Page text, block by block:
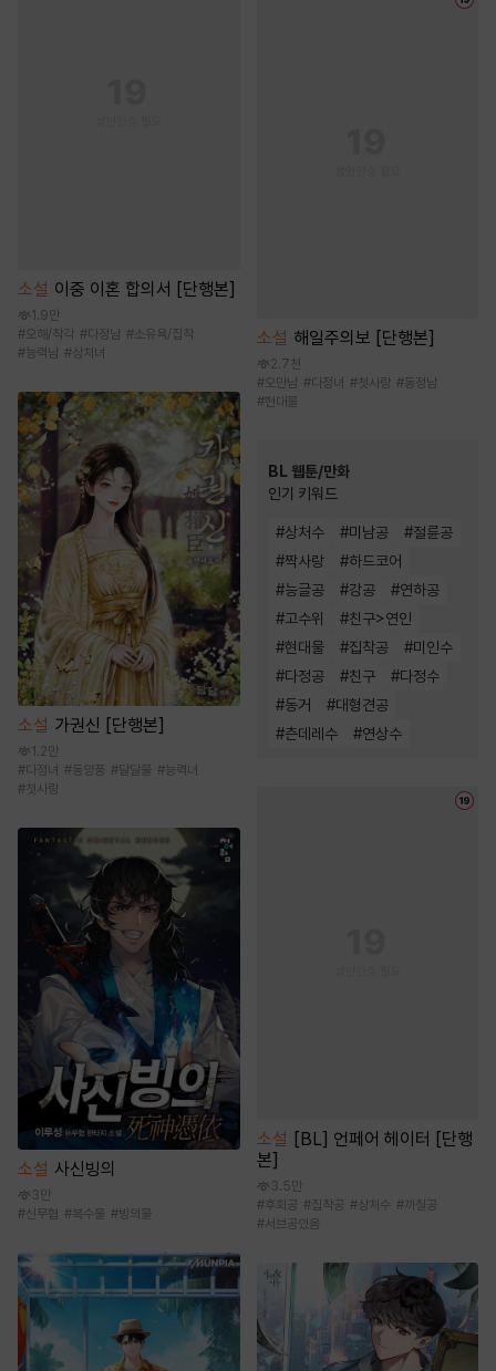
소설 이중 이혼 합의서 [단행본]
1.9만
#오해/착각 #다정남 #소유욕/집착
#능력남 #상처녀
소설 가권신 [단행본]
1.2만
#다정녀 #동양풍 #달달물 #능력녀
#첫사랑
소설 사신빙의
3만
#신무협 #복수물 #빙의물
소설 해일주의보 [단행본]
2.7천
#오만남 #다정녀 #첫사랑 #동정남
#현대물
BL 웹툰/만화
인기 키워드
#상처수 #미남공 #절륜공
#짝사랑 #하드코어
#능글공 #강공 #연하공
#고수위 #친구>연인
#현대물 #집착공 #미인수
#다정공 #친구 #다정수
#동거 #대형견공
#츤데레수 #연상수
소설 [BL] 언페어 헤이터 [단행
본]
3.5만
#후회공 #집착공 #상처수 #까칠공
#서브공있음